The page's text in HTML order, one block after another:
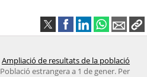
Ampliació de resultats de la població
Població estrangera a 1 de gener. Per